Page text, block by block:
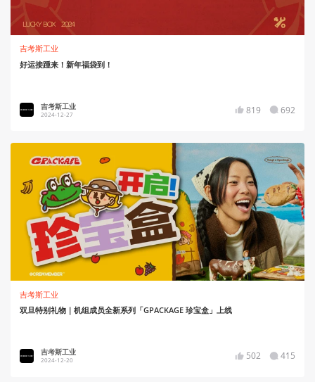
吉考斯工业
好运接踵来！新年福袋到！
吉考斯工业
2024-12-27 819 692
吉考斯工业
双旦特别礼物｜机组成员全新系列「GPACKAGE 珍宝盒」上线
吉考斯工业
2024-12-20 502 415